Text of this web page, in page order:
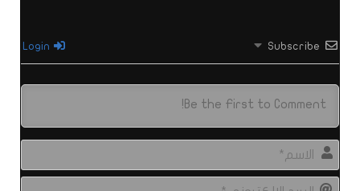
Subscribe